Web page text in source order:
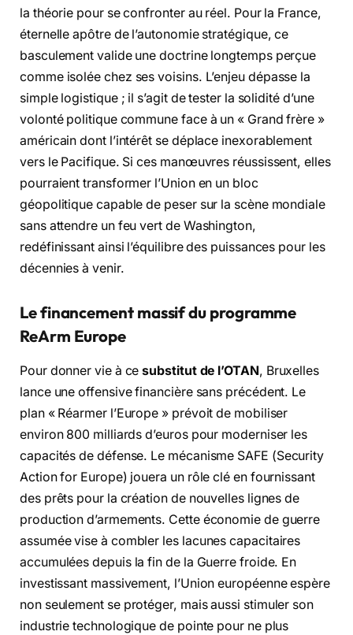
la théorie pour se confronter au réel. Pour la France,
éternelle apôtre de l’autonomie stratégique, ce
basculement valide une doctrine longtemps perçue
comme isolée chez ses voisins. L’enjeu dépasse la
simple logistique ; il s’agit de tester la solidité d’une
volonté politique commune face à un « Grand frère »
américain dont l’intérêt se déplace inexorablement
vers le Pacifique. Si ces manœuvres réussissent, elles
pourraient transformer l’Union en un bloc
géopolitique capable de peser sur la scène mondiale
sans attendre un feu vert de Washington,
redéfinissant ainsi l’équilibre des puissances pour les
décennies à venir.
Le financement massif du programme
ReArm Europe
Pour donner vie à cesubstitut de l’OTAN, Bruxelles
lance une offensive financière sans précédent. Le
plan « Réarmer l’Europe » prévoit de mobiliser
environ 800 milliards d’euros pour moderniser les
capacités de défense. Le mécanisme SAFE (Security
Action for Europe) jouera un rôle clé en fournissant
des prêts pour la création de nouvelles lignes de
production d’armements. Cette économie de guerre
assumée vise à combler les lacunes capacitaires
accumulées depuis la fin de la Guerre froide. En
investissant massivement, l’Union européenne espère
non seulement se protéger, mais aussi stimuler son
industrie technologique de pointe pour ne plus